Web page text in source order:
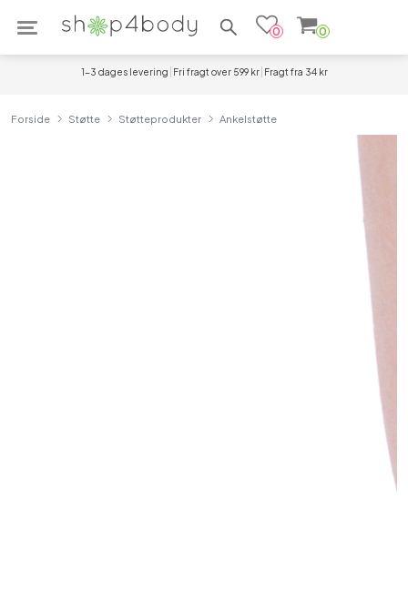
Søg efter produkter
0 0
1-3 dages levering Fri fragt over 599 kr Fragt fra 34 kr
Forside Støtte Støtteprodukter Ankelstøtte